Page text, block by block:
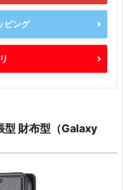
ピング
型 財布型（Galaxy